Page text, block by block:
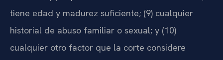
tiene edad y madurez suficiente; (9) cualquier
historial de abuso familiar o sexual; y (10)
cualquier otro factor que la corte considere